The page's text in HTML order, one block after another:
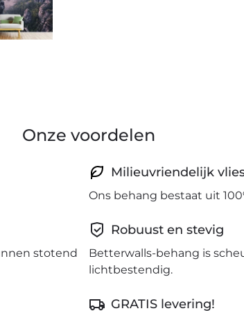
Onze voordelen
Milieuvriendelijk
Ons behang bestaat uit
stotend
Robuust en stevig
Betterwalls-behang is
lichtbestendig.
GRATIS levering!